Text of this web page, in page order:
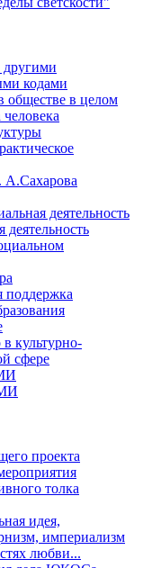
кодами
обществе в целом
А.Сахарова
деятельность
деятельность
поддержка
культурно-
сфере
проекта
толка
идея,
империализм
любви...